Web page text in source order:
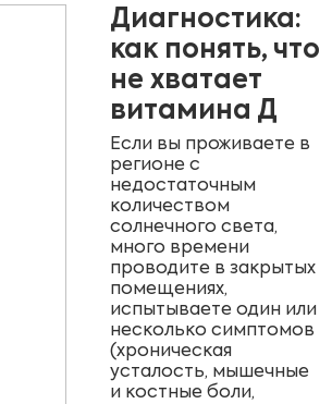
Диагностика:
как понять, что
не хватает
витамина Д
Если вы проживаете в
регионе с
недостаточным
количеством
солнечного света,
много времени
проводите в закрытых
помещениях,
испытываете один или
несколько симптомов
(хроническая
усталость, мышечные
и костные боли,